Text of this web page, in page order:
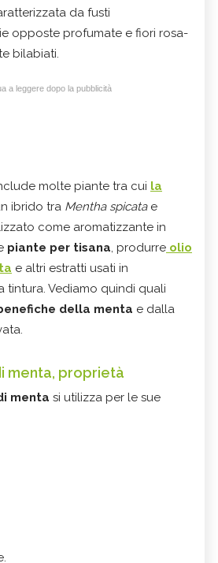
da fusti
opposte profumate e fiori rosa-
bilabiati.
a leggere dopo la pubblicità
molte piante tra cui la
ibrido tra Mentha spicatae
come aromatizzante in
piante per tisana, produrre olio
e altri estratti usati in
tintura. Vediamo quindi quali
della menta e dalla
menta, proprietà
menta si utilizza per le sue